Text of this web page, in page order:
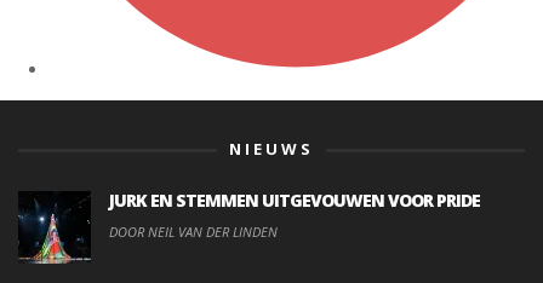
NIEUWS
JURK EN STEMMEN UITGEVOUWEN VOOR PRIDE
DOOR NEIL VAN DER LINDEN